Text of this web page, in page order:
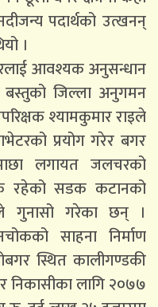
पदार्थको उत्खनन्
।
आवश्यक अनुसन्धान
बस्तुको जिल्ला अनुगमन
श्यामकुमार राइले
प्रयोग गरेर बगर
लगायत जलचरको
रहेको सडक कटानको
गुनासो गरेका छन् ।
साहना निर्माण
स्थित कालीगण्डकी
निकासीका लागि २०७७